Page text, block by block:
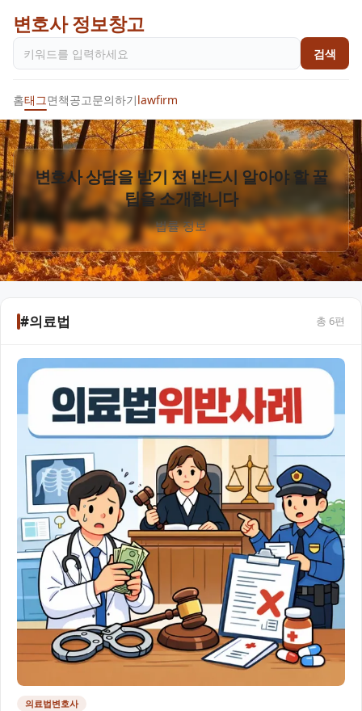
변호사 정보창고
검색
홈태그면책공고문의하기lawfirm
변호사 상담을 받기 전 반드시 알아야 할 꿀
팁을 소개합니다
법률 정보
#의료법 총 6편
의료법변호사